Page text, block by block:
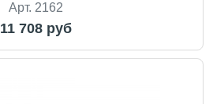
Арт. 2162
11 708 руб